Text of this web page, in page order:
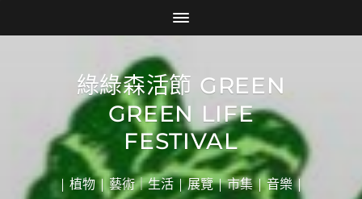
綠綠森活節 GREEN
GREEN LIFE
FESTIVAL
| 植物 | 藝術｜生活 | 展覽 | 市集 | 音樂 |